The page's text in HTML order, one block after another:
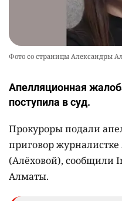
Фото со страницы Александры
Апелляционная
поступила в суд.
Прокуроры подали
приговор
(Алёховой), сообщили
Алматы.